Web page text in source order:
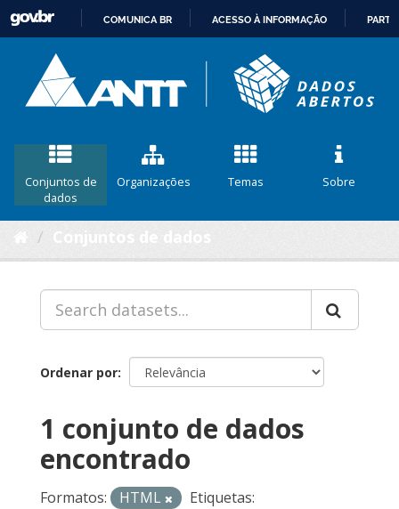
CONTEÚDO
COMUNICA BR ACESSO À INFORMAÇÃO
Conjuntos de
dados
Organizações Temas Sobre
Ordenar por
1 conjunto de dados
encontrado
Formatos: HTML
Etiquetas: